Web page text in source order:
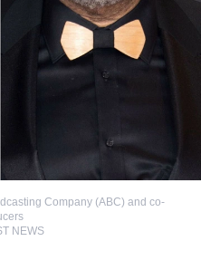
Company (ABC) and co-
NEWS